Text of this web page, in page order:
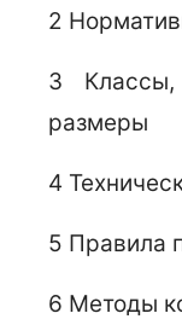
2
3
размеры
4
5 Правила
6 Методы